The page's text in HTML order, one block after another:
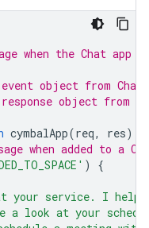
when the Chat app
object from Chat
object from
cymbalApp(req, res)
when added to a
)
{
your service. I help
a look at your